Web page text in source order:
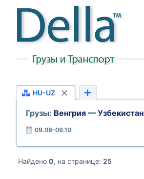
HU-UZ
Грузы: Венгрия — Узбекистан
09.08–09.10
Найдено 0, на странице: 25